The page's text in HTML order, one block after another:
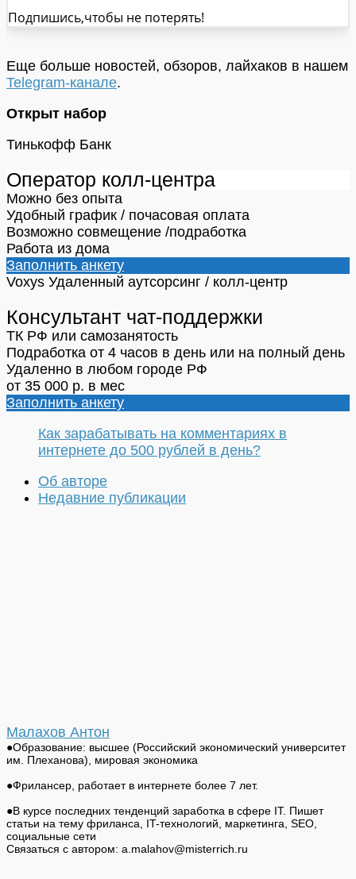
Подпишись,чтобы не потерять!
Еще больше новостей, обзоров, лайхаков в нашем
Telegram-канале.
Открыт набор
Тинькофф Банк
Оператор колл-центра
Можно без опыта
Удобный график / почасовая оплата
Возможно совмещение /подработка
Работа из дома
Заполнить анкету
Voxys Удаленный аутсорсинг / колл-центр
Консультант чат-поддержки
ТК РФ или самозанятость
Подработка от 4 часов в день или на полный день
Удаленно в любом городе РФ
от 35 000 р. в мес
Заполнить анкету
Как зарабатывать на комментариях в
интернете до 500 рублей в день?
Об авторе
Недавние публикации
Малахов Антон
●Образование: высшее (Российский экономический университет
им. Плеханова), мировая экономика
●Фрилансер, работает в интернете более 7 лет.
●В курсе последних тенденций заработка в сфере IT. Пишет
статьи на тему фриланса, IT-технологий, маркетинга, SEO,
социальные сети
Связаться с автором: a.malahov@misterrich.ru